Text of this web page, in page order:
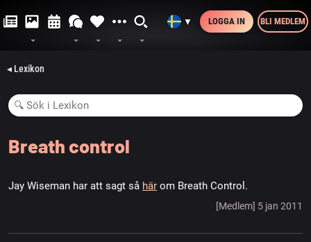
▼ LOGGA IN BLI MEDLEM
◂ Lexikon
Breath control
Jay Wiseman har att sagt så här om Breath Control.
[Medlem] 5 jan 2011